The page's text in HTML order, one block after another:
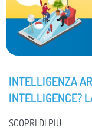
INTELLIGENZA
INTELLIGENCE?
SCOPRI DI PIÙ